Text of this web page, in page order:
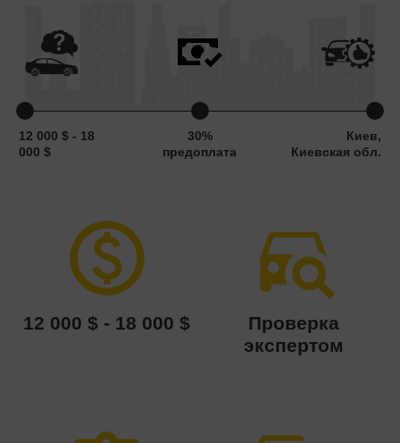
12 000 $ - 18
000 $
30%
предоплата
Киев,
Киевская обл.
12 000 $ - 18 000 $
Проверка
экспертом